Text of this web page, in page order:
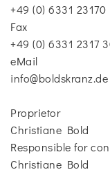
+49 (0) 6331 23170
Fax
+49 (0) 6331 2317
eMail
info@boldskranz.de
Proprietor
Christiane Bold
Responsible for
Christiane Bold